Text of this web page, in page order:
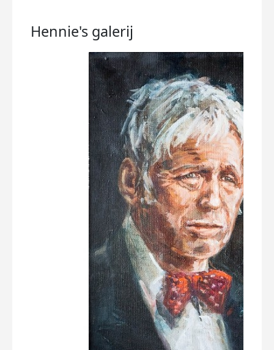
Hennie's galerij